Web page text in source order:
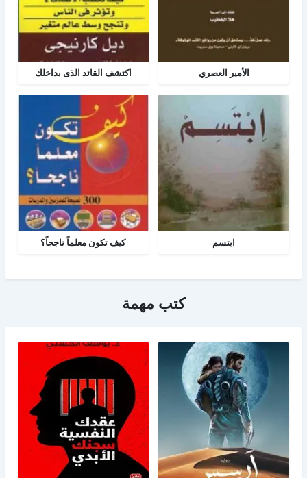
الأمير العصري اكتشف القائد الذى بداخلك
ابتسم كيف تكون معلماً ناجحاً؟
كتب مهمة